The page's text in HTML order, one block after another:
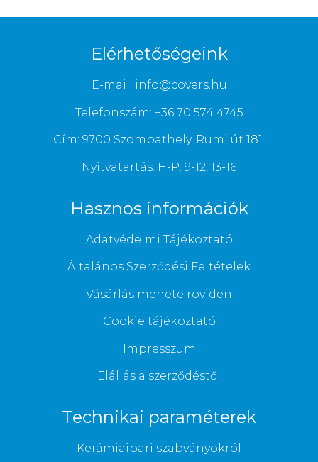
Elérhetőségeink
E-mail: info@covers.hu
Telefonszám: +36 70 574 4745
Cím: 9700 Szombathely, Rumi út 181.
Nyitvatartás: H-P: 9-12, 13-16
Hasznos információk
Adatvédelmi Tájékoztató
Általános Szerződési Feltételek
Vásárlás menete röviden
Cookie tájékoztató
Impresszum
Elállás a szerződéstől
Technikai paraméterek
Kerámiaipari szabványokról